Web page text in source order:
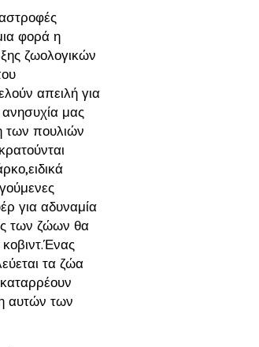
φορά η
ζωολογικών
απειλή για
μας
των πουλιών
για αδυναμία
των ζώων θα
τα ζώα
αυτών των